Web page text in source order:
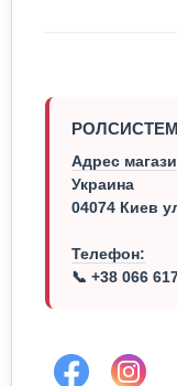
Адрес
Украина
04074 Киев
Телефон:
📞 +38 066